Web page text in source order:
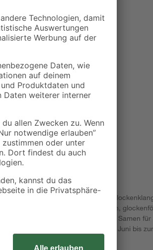
sich die einjährige Glockenrebe
und erfreut das Auge mit den zarten,
Weiß. In einer Packung befinden sich Samen
an einem sonnigen Ort ausgesät. Ab Juni bis
Verfügbar ab KW 50.